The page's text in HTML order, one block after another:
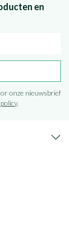
en
onze nieuwsbrief
.